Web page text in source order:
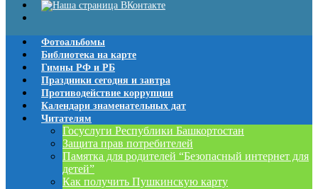
Фотоальбомы
Библиотека на карте
Гимны РФ и РБ
Праздники сегодня и завтра
Противодействие коррупции
Календари знаменательных дат
Читателям
Госуслуги Республики Башкортостан
Защита прав потребителей
Памятка для родителей “Безопасный интернет для
детей”
Как получить Пушкинскую карту